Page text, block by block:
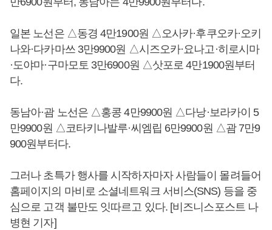
일본 노선은 △동경 4만1900원 △오사카·후쿠오카·오키
나와·다카마쓰 3만9900원 △시즈오카·요나고·히로시마
·도야마·구마모토 3만6900원 △삿포로 4만1900원부터
다.
동남아·괌 노선은 △홍콩 4만9900원 △다낭·보라카이 5
만9900원 △코타키나발루·씨엠립 6만9900원 △괌 7만9
900원부터다.
그러나 초특가 행사를 시작하자마자 사람들이 몰려들어
홈페이지의 마비로 소셜네트워크 서비스(SNS) 등을 중
심으로 고객 불만도 잇따르고 있다. [비즈니스포스트 나
병현 기자]